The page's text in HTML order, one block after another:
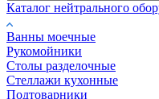
Каталог нейтрального
Ванны моечные
Рукомойники
Столы разделочные
Стеллажи кухонные
Подтоварники